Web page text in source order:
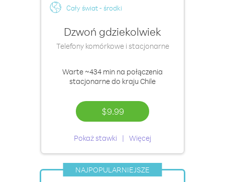
Cały świat - środki
Dzwoń gdziekolwiek
Telefony komórkowe i stacjonarne
Warte ~434 min na połączenia
stacjonarne do kraju Chile
$9.99
Pokaż stawki Więcej
NAJPOPULARNIEJSZE